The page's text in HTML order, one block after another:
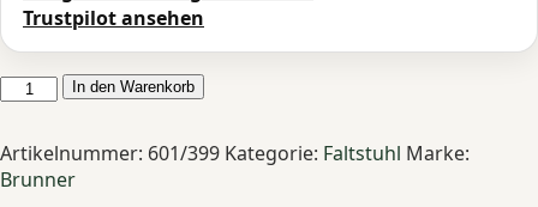
Trustpilot ansehen
BRUNNER
Vous
Schlafsofa
In den Warenkorb
Artikelnummer: 601/399 Kategorie: Faltstuhl Marke:
Brunner